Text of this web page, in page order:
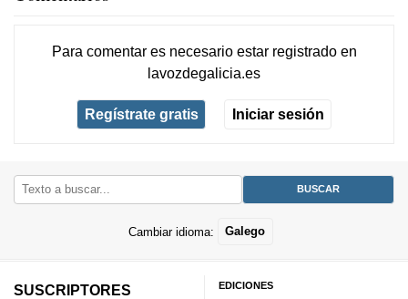
Para comentar es necesario estar registradoen
lavozdegalicia.es
Regístrate gratis Iniciar sesión
Cambiar idioma: Galego
SUSCRIPTORES
EDICIONES